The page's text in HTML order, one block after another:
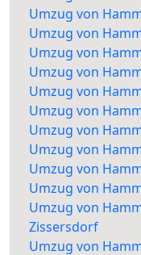
Umzug von
Umzug von
Umzug von
Umzug von
Umzug von
Umzug von
Umzug von
Umzug von
Umzug von
Umzug von
Umzug von
Zissersdorf
Umzug von